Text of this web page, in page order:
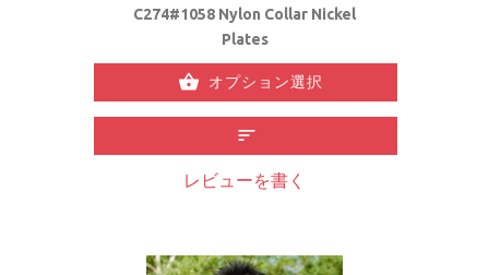
C274#1058 Nylon Collar Nickel
Plates
オプション選択
レビューを書く